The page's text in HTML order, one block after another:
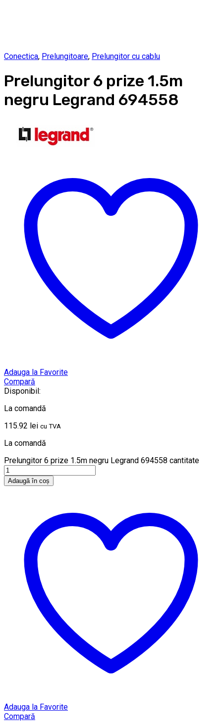
Conectica, Prelungitoare, Prelungitor cu cablu
Prelungitor 6 prize 1.5m
negru Legrand 694558
Adauga la Favorite
Compară
Disponibil:
La comandă
115.92 lei cu TVA
La comandă
Prelungitor 6 prize 1.5m negru Legrand 694558 cantitate
Adaugă în coș
Adauga la Favorite
Compară